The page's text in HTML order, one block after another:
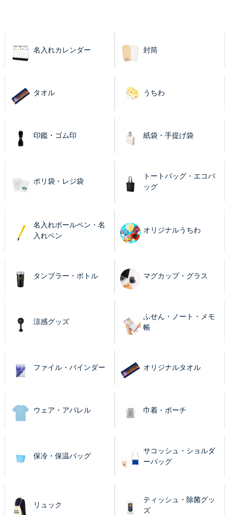
名入れカレンダー 封筒
タオル うちわ
印鑑・ゴム印 紙袋・手提げ袋
ポリ袋・レジ袋
トートバッグ・エコバ
ッグ
名入れボールペン・名
入れペン
オリジナルうちわ
タンブラー・ボトル マグカップ・グラス
涼感グッズ
ふせん・ノート・メモ
帳
ファイル・バインダー オリジナルタオル
ウェア・アパレル 巾着・ポーチ
保冷・保温バッグ
サコッシュ・ショルダ
ーバッグ
リュック
ティッシュ・除菌グッ
ズ